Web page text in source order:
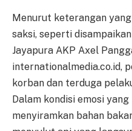
Menurut keterangan
saksi, seperti
Jayapura AKP Axel
internationalmedia.co.id,
korban dan terduga
Dalam kondisi emosi
menyiramkan bahan